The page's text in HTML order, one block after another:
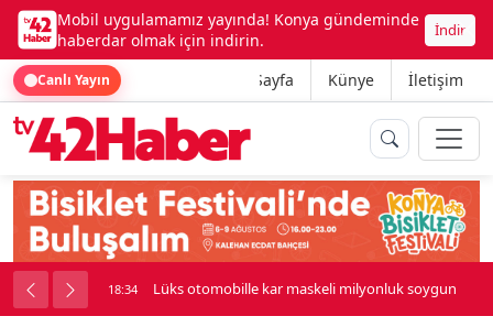
Mobil uygulamamız yayında! Konya gündeminde
haberdar olmak için indirin.
İndir
Canlı Yayın Ana Sayfa Künye İletişim
kavga çıktı 18:34 Lüks otomobille kar maskeli milyonluk soygun